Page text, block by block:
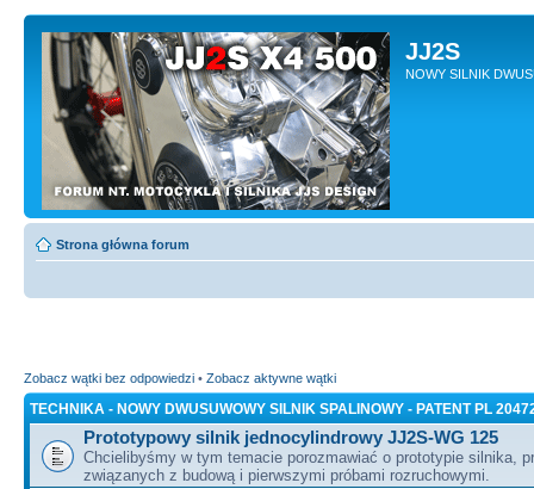
JJ2S
NOWY SILNIK
Strona główna forum
Zobacz wątki bez odpowiedzi • Zobacz aktywne wątki
TECHNIKA - NOWY DWUSUWOWY SILNIK SPALINOWY - PATENT PL
Prototypowy silnik jednocylindrowy JJ2S-WG 125
Chcielibyśmy w tym temacie porozmawiać o prototypie silnika,
związanych z budową i pierwszymi próbami rozruchowymi.